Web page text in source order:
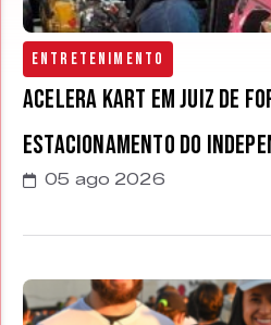
Entretenimento
Acelera Kart em Juiz de
estacionamento do
05 ago 2026